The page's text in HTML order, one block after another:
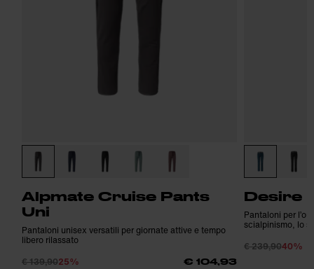
Alpmate Cruise Pants
Uni
Pantaloni unisex versatili per giornate attive e tempo
libero rilassato
€ 139,9025% € 104,93
Desire
Pantaloni per
scialpinismo, lo
€ 239,9040%